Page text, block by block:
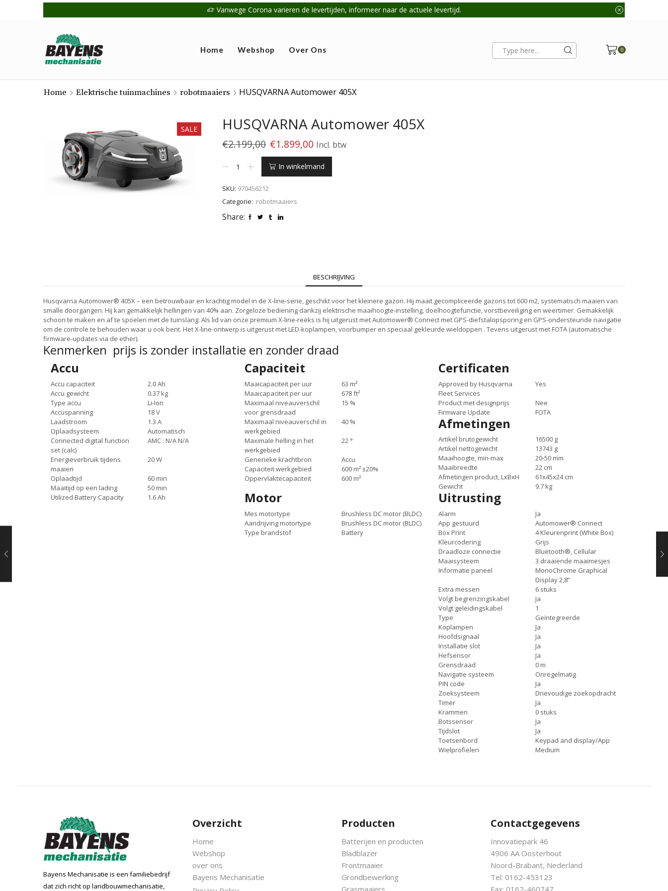
Vanwege Corona varieren de levertijden, informeer naar de actuele levertijd.
Home Webshop Over Ons
Search
0
Home Elektrische tuinmachines robotmaaiers HUSQVARNA Automower 405X
SALE HUSQVARNA Automower 405X
€2.199,00 €1.899,00 Incl. btw
Automower
aantal
In winkelmand
SKU: 970456212
Categorie: robotmaaiers
Share:
BESCHRIJVING
Husqvarna Automower® 405X – een betrouwbaar en krachtig model in de X-line-serie, geschikt voor het kleinere gazon. Hij maait gecompliceerde gazons tot 600 m2, systematisch maaien van
smalle doorgangen. Hij kan gemakkelijk hellingen van 40% aan. Zorgeloze bediening dankzij elektrische maaihoogte-instelling, doelhoogtefunctie, vorstbeveiliging en weertimer. Gemakkelijk
schoon te maken en af te spoelen met de tuinslang. Als lid van onze premium X-line-reeks is hij uitgerust met Automower® Connect met GPS-diefstalopsporing en GPS-ondersteunde navigatie
om de controle te behouden waar u ook bent. Het X-line-ontwerp is uitgerust met LED-koplampen, voorbumper en speciaal gekleurde wieldoppen . Tevens uitgerust met FOTA (automatische
firmware-updates via de ether).
Kenmerken prijs is zonder installatie en zonder draad
Accu
Accu capaciteit
2.0 Ah
Accu gewicht
0.37 kg
Type accu
Li-Ion
Accuspanning
18 V
Laadstroom
1.3 A
Oplaadsysteem
Automatisch
Connected digital function
set (calc)
AMC : N/A N/A
Energieverbruik tijdens
maaien
20 W
Oplaadtijd
60 min
Maaitijd op een lading
50 min
Utilized Battery Capacity
1.6 Ah
Capaciteit
Maaicapaciteit per uur
63 m²
Maaicapaciteit per uur
678 ft²
Maximaal niveauverschil
voor grensdraad
15 %
Maximaal niveauverschil in
werkgebied
40 %
Maximale helling in het
werkgebied
22 °
Generieke krachtbron
Accu
Capaciteit werkgebied
600 m² ±20%
Oppervlaktecapaciteit
600 m²
Certificaten
Approved by Husqvarna
Fleet Services
Yes
Product met designprijs
Nee
Firmware Update
FOTA
Afmetingen
Artikel brutogewicht
16500 g
Artikel nettogewicht
13743 g
Maaihoogte, min-max
20-50 mm
Maaibreedte
22 cm
Afmetingen product, LxBxH
61x45x24 cm
Gewicht
9.7 kg
Motor
Mes motortype
Brushless DC motor (BLDC)
Aandrijving motortype
Brushless DC motor (BLDC)
Type brandstof
Battery
Uitrusting
Alarm
Ja
App gestuurd
Automower® Connect
Box Print
4 Kleurenprint (White Box)
Kleurcodering
Grijs
Draadloze connectie
Bluetooth®, Cellular
Maaisysteem
3 draaiende maaimesjes
Informatie paneel
MonoChrome Graphical
Display 2,8”
Extra messen
6 stuks
Volgt begrenzingskabel
Ja
Volgt geleidingskabel
1
Type
Geïntegreerde
Koplampen
Ja
Hoofdsignaal
Ja
Installatie slot
Ja
Hefsensor
Ja
Grensdraad
0 m
Navigatie systeem
Onregelmatig
PIN code
Ja
Zoeksysteem
Drievoudige zoekopdracht
Timer
Ja
Krammen
0 stuks
Botssensor
Ja
Tijdslot
Ja
Toetsenbord
Keypad and display/App
Wielprofielen
Medium
Bayens Mechanisatie is een familiebedrijf
dat zich richt op landbouwmechanisatie,
Overzicht
Home
Webshop
over ons
Bayens Mechanisatie
Producten
Batterijen en producten
Bladblazer
Frontmaaier
Grondbewerking
Grasmaaiers
Contactgegevens
Innovatiepark 46
4906 AA Oosterhout
Noord-Brabant, Nederland
Tel: 0162-453123
Fax: 0162-460747